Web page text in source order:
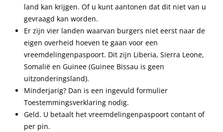
land kan krijgen. Of u kunt aantonen dat dit niet van u
gevraagd kan worden.
Er zijn vier landen waarvan burgers niet eerst naar de
eigen overheid hoeven te gaan voor een
vreemdelingenpaspoort. Dit zijn Liberia, Sierra Leone,
Somalië en Guinee (Guinee Bissau is geen
uitzonderingsland).
Minderjarig? Dan is een ingevuld formulier
Toestemmingsverklaring nodig.
Geld. U betaalt het vreemdelingenpaspoort contant of
per pin.